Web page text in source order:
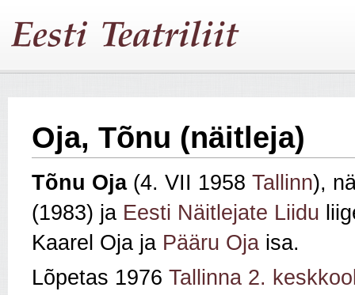
Oja, Tõnu (näitleja)
Tõnu Oja(4. VII 1958 Tallinn),
(1983) ja Eesti Näitlejate Liidu
Kaarel Oja ja Pääru Oja isa.
Lõpetas 1976 Tallinna 2.